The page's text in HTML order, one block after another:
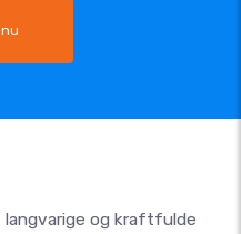
og kraftfulde